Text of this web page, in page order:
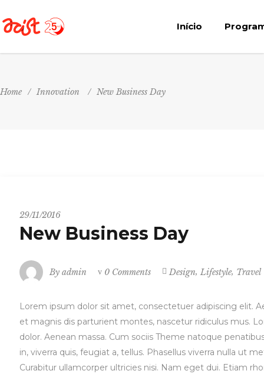
Início
Home / Innovation / New Business Day
29/11/2016
New Business Day
By admin 0 Comments Design, Lifestyle, Travel
Lorem ipsum dolor sit amet, consectetuer adipiscing elit.
et magnis dis parturient montes, nascetur ridiculus mus.
dolor. Aenean massa. Cum sociis Theme natoque
in, viverra quis, feugiat a, tellus. Phasellus viverra nulla ut
Curabitur ullamcorper ultricies nisi. Nam eget dui. Etiam